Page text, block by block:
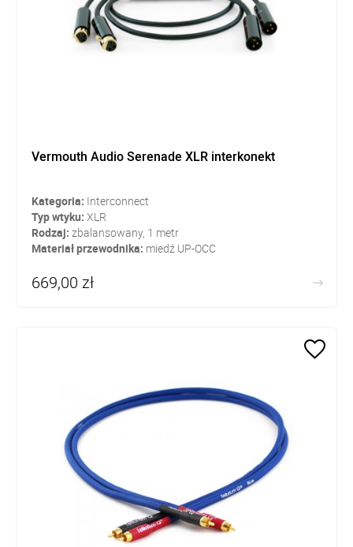
Vermouth Audio Serenade XLR interkonekt
Kategoria: Interconnect
Typ wtyku: XLR
Rodzaj: zbalansowany, 1 metr
Materiał przewodnika: miedź UP-OCC
669,00 zł